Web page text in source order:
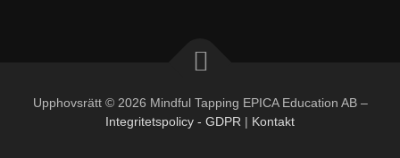
Upphovsrätt © 2026 Mindful Tapping EPICA Education AB –
Integritetspolicy - GDPR | Kontakt